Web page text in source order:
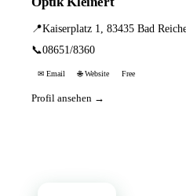
📍Kaiserplatz 1, 83435 Bad
📞08651/8360
✉ Email 🌐 Website Free
Profil ansehen →